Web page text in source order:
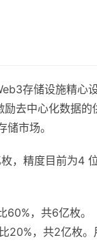
存储设施精心
励去中心化数据
市场。
，精度目前为4
60%，共6亿枚。
20%，共2亿枚。